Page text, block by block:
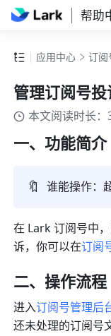
帮助
应用中心 订阅
管理订阅号投
本文阅读时长：
一、功能简介
🔖 谁能操作：
在 Lark 订阅号中，
诉，你可以在订阅
二、操作流程
进入订阅号管理后
还未处理的订阅号